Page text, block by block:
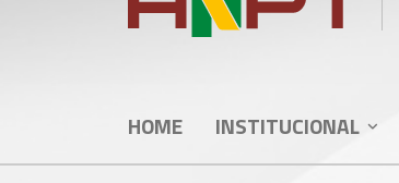
HOME INSTITUCIONAL